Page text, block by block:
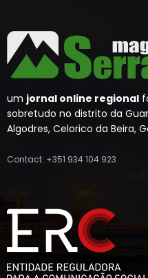
um jornal online regional
sobretudo no distrito da
Algodres, Celorico da Beira,
Contact: +351 934 104 923